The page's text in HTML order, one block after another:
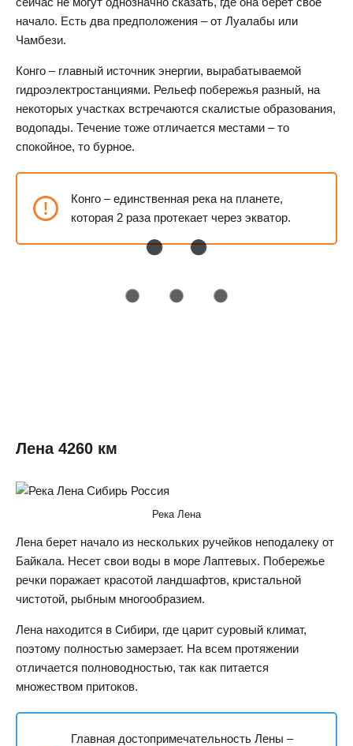
начало. Есть два предположения – от Луалабы или
Чамбези.
Конго – главный источник энергии, вырабатываемой
гидроэлектростанциями. Рельеф побережья разный, на
некоторых участках встречаются скалистые образования,
водопады. Течение тоже отличается местами – то
спокойное, то бурное.
Конго – единственная река на планете,
которая 2 раза протекает через экватор.
Лена 4260 км
Река Лена
Лена берет начало из нескольких ручейков неподалеку от
Байкала. Несет свои воды в море Лаптевых. Побережье
речки поражает красотой ландшафтов, кристальной
чистотой, рыбным многообразием.
Лена находится в Сибири, где царит суровый климат,
поэтому полностью замерзает. На всем протяжении
отличается полноводностью, так как питается
множеством притоков.
Главная достопримечательность Лены –